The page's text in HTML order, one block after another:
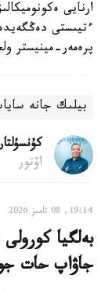
ارنايى
ءتيىستى
پرەمەر-مينيستر
بيلىك جانە
اۆتور
19:14, 08 تامىز 2026
بەلگيا
جاۋاپ حات